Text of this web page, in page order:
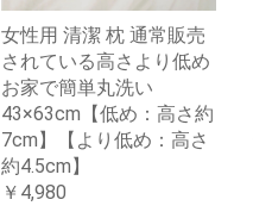
女性用 清潔 枕 通常販売
されている高さより低め
お家で簡単丸洗い
43×63cm【低め：高さ約
7cm】【より低め：高さ
約4.5cm】
￥4,980